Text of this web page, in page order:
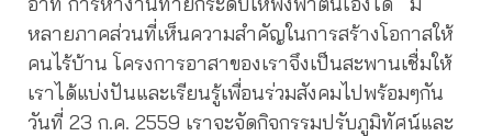
หลายภาคส่วนที่เห็นความสำคัญในการสร้างโอกาสให้
คนไร้บ้าน โครงการอาสาของเราจึงเป็นสะพานเชื่มให้
เราได้แบ่งปันและเรียนรู้เพื่อนร่วมสังคมไปพร้อมๆกัน
วันที่ 23 ก.ค. 2559 เราจะจัดกิจกรรมปรับภูมิทัศน์และ